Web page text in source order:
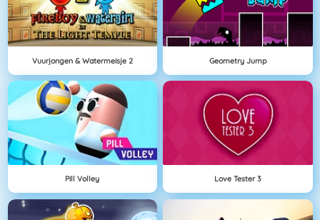
Vuurjongen & Watermeisje 2 Geometry Jump
Pill Volley Love Tester 3